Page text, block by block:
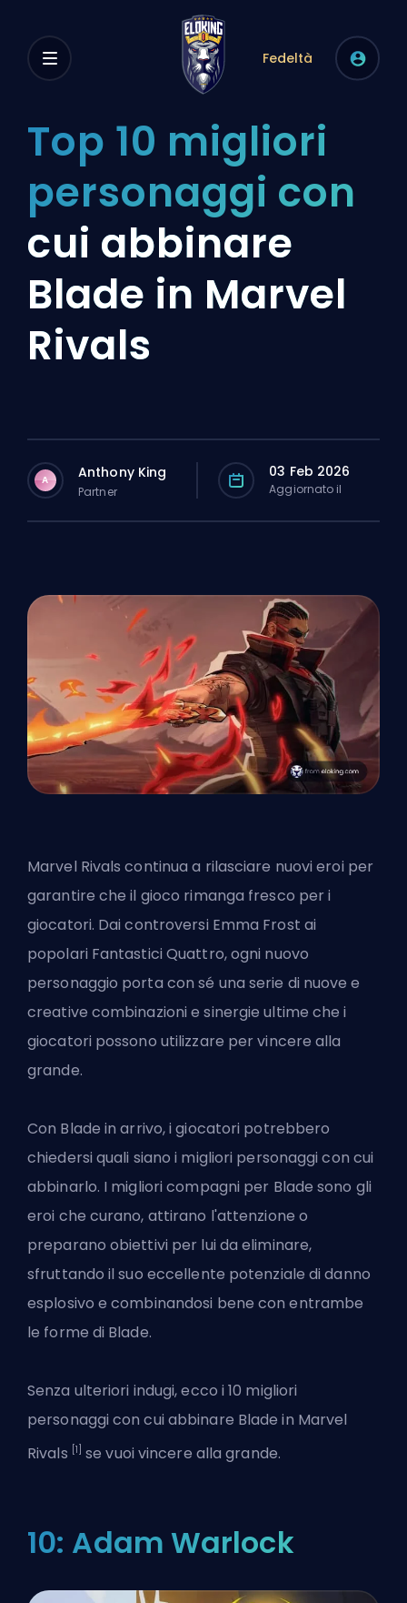
Fedeltà
Top 10 migliori
personaggi con
cui abbinare
Blade in Marvel
Rivals
A Anthony King
Partner
03 Feb 2026
Aggiornato il
Marvel Rivals continua a rilasciare nuovi eroi per
garantire che il gioco rimanga fresco per i
giocatori. Dai controversi Emma Frost ai
popolari Fantastici Quattro, ogni nuovo
personaggio porta con sé una serie di nuove e
creative combinazioni e sinergie ultime che i
giocatori possono utilizzare per vincere alla
grande.
Con Blade in arrivo, i giocatori potrebbero
chiedersi quali siano i migliori personaggi con cui
abbinarlo. I migliori compagni per Blade sono gli
eroi che curano, attirano l'attenzione o
preparano obiettivi per lui da eliminare,
sfruttando il suo eccellente potenziale di danno
esplosivo e combinandosi bene con entrambe
le forme di Blade.
Senza ulteriori indugi, ecco i 10 migliori
personaggi con cui abbinare Blade in Marvel
Rivals [1] se vuoi vincere alla grande.
10: Adam Warlock